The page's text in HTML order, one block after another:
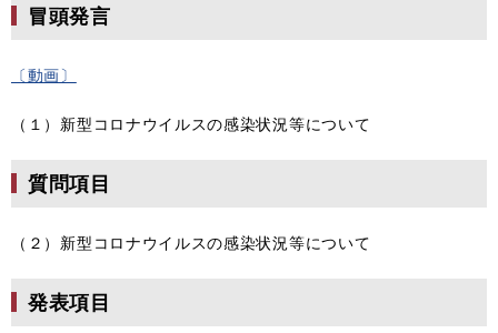
冒頭発言
〔動画〕
（１）新型コロナウイルスの感染状況等について
質問項目
（２）新型コロナウイルスの感染状況等について
発表項目